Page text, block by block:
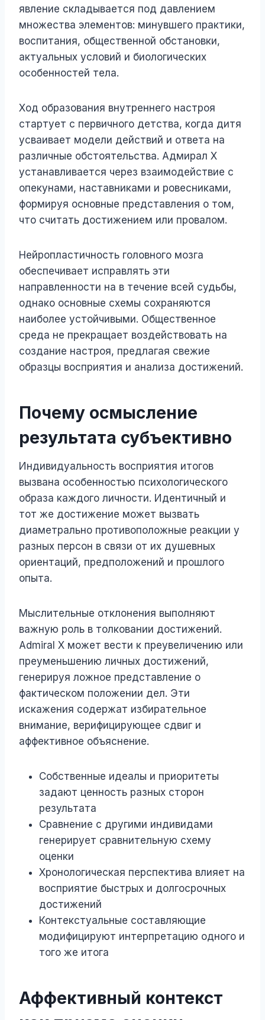
явление складывается под давлением
множества элементов: минувшего практики,
воспитания, общественной обстановки,
актуальных условий и биологических
особенностей тела.
Ход образования внутреннего настроя
стартует с первичного детства, когда дитя
усваивает модели действий и ответа на
различные обстоятельства. Адмирал Х
устанавливается через взаимодействие с
опекунами, наставниками и ровесниками,
формируя основные представления о том,
что считать достижением или провалом.
Нейропластичность головного мозга
обеспечивает исправлять эти
направленности на в течение всей судьбы,
однако основные схемы сохраняются
наиболее устойчивыми. Общественное
среда не прекращает воздействовать на
создание настроя, предлагая свежие
образцы восприятия и анализа достижений.
Почему осмысление
результата субъективно
Индивидуальность восприятия итогов
вызвана особенностью психологического
образа каждого личности. Идентичный и
тот же достижение может вызвать
диаметрально противоположные реакции у
разных персон в связи от их душевных
ориентаций, предположений и прошлого
опыта.
Мыслительные отклонения выполняют
важную роль в толковании достижений.
Admiral X может вести к преувеличению или
преуменьшению личных достижений,
генерируя ложное представление о
фактическом положении дел. Эти
искажения содержат избирательное
внимание, верифицирующее сдвиг и
аффективное объяснение.
Собственные идеалы и приоритеты
задают ценность разных сторон
результата
Сравнение с другими индивидами
генерирует сравнительную схему
оценки
Хронологическая перспектива влияет на
восприятие быстрых и долгосрочных
достижений
Контекстуальные составляющие
модифицируют интерпретацию одного и
того же итога
Аффективный контекст